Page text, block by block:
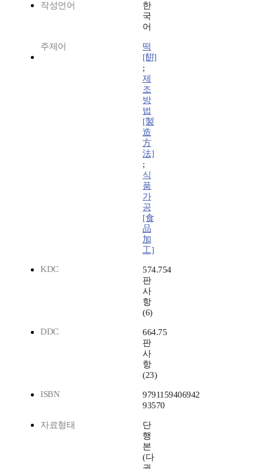
작성언어
한
국
어
주제어
떡
[餠]
;
제
조
방
법
[製
造
方
法]
;
식
품
가
공
[食
品
加
工]
KDC
574.754
판
사
항
(6)
DDC
664.75
판
사
항
(23)
ISBN
9791159406942
93570
자료형태
단
행
본
(다